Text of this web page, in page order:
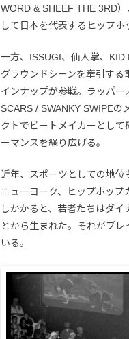
WORD & SHEEF THE 3RD
して日本を代表するヒップホ
一方、ISSUGI、仙人掌、
グラウンドシーンを牽引する
インナップが参戦。ラッパー
SCARS / SWANKY SWIPEの
クトでビートメイカーとし
ーマンスを繰り広げる。
近年、スポーツとしての地
ニューヨーク、ヒップホッ
しかかると、若者たちはダ
とから生まれた。それがブ
いる。